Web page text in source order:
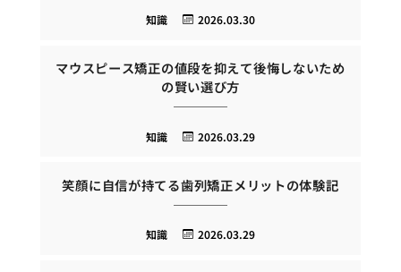
2026.03.30
知識
マウスピース矯正の値段を抑えて後悔しないため
の賢い選び方
2026.03.29
知識
笑顔に自信が持てる歯列矯正メリットの体験記
2026.03.29
知識